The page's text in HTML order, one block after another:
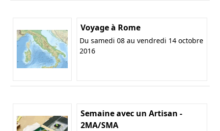
Voyage à Rome
Du samedi 08 au vendredi 14 octobre
2016
Semaine avec un Artisan -
2MA/SMA